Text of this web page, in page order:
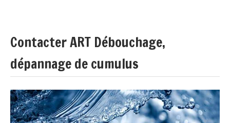
Contacter ART Débouchage,
dépannage de cumulus